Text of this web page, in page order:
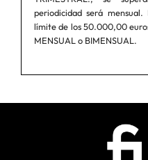
periodicidad será
límite de los 50.000,00
MENSUAL o BIMENSUAL.